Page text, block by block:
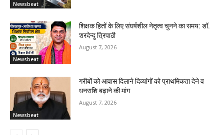
Newsbeat
Newsbeat
शिक्षक हितों के लिए संघर्षशील नेतृत्व चुनने का समय: डॉ.
शरदेन्दु त्रिपाठी
August 7, 2026
Newsbeat
गरीबों को आवास दिलाने दिव्यांगों को प्राथमिकता देने व
धनराशि बढ़ाने की मांग
August 7, 2026